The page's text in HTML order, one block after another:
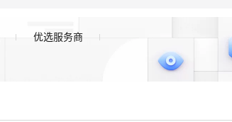
优选服务商